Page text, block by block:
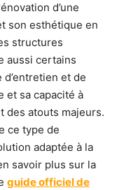
d’une
son esthétique en
structures
aussi certains
et de
et sa capacité à
des atouts majeurs.
ce type de
adaptée à la
savoir plus sur la
guide officiel de